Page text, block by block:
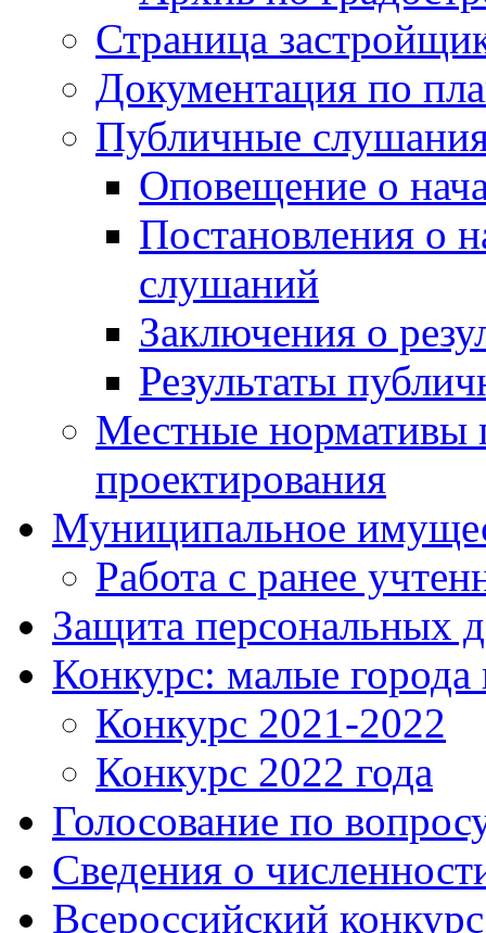
Страница
Документация по
Публичные
Оповещение о
Постановления о
слушаний
Заключения о
Результаты
Местные нормативы
проектирования
Муниципальное
Работа с ранее
Защита персональных
Конкурс: малые города
Конкурс 2021-2022
Конкурс 2022 года
Голосование по
Сведения о
Всероссийский